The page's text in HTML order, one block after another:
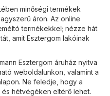
minőségi termékek
áron. Az online
termékekkel; nézze hát
amit Esztergom lakóinak
Esztergom áruház nyitva
weboldalunkon, valamint a
Ne feledje, hogy a
hétvégéken eltérő lehet.